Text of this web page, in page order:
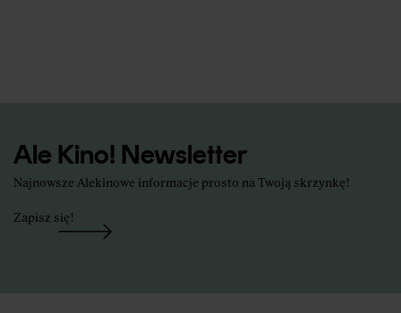
Ale Kino! Newsletter
Najnowsze Alekinowe informacje prosto na Twoją skrzynkę!
Zapisz się!